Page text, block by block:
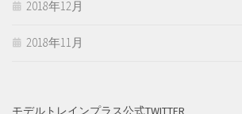
2018年12月
2018年11月
モデルトレインプラス公式TWITTER